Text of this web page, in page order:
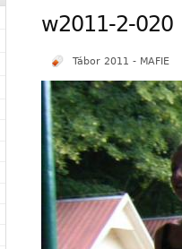
w2011-2-020
Tábor 2011 - MAFIE